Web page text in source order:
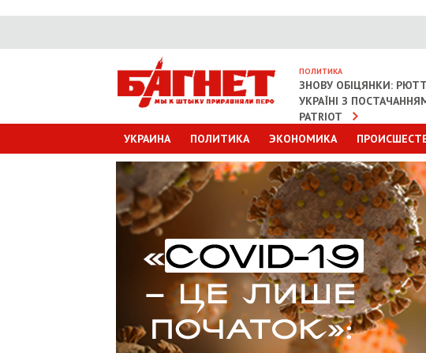
ПОЛИТИКА
ЗНОВУ ОБІЦЯНКИ:
УКРАЇНІ З
PATRIOT
УКРАИНА ПОЛИТИКА ЭКОНОМИКА